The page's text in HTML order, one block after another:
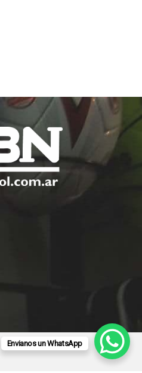
Envianos un WhatsApp